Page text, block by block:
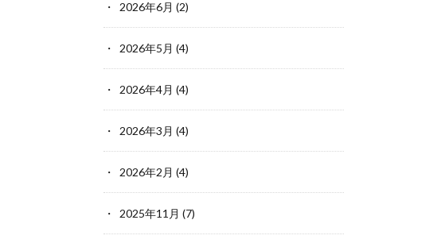
2026年6月 (2)
2026年5月 (4)
2026年4月 (4)
2026年3月 (4)
2026年2月 (4)
2025年11月 (7)